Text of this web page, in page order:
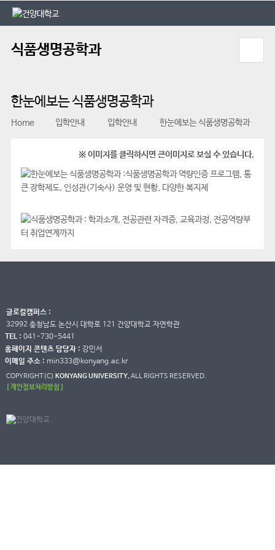
본문 바로가기
대메뉴 바로가기
식품생명공학과
한눈에보는 식품생명공학과
Home 입학안내 입학안내 한눈에보는 식품생명공학과
※ 이미지를 클릭하시면 큰이미지로 보실 수 있습니다.
글로컬캠퍼스 :
32992 충청남도 논산시 대학로 121 건양대학교 자연학관
TEL : 041-730-5441
홈페이지 콘텐츠 담당자 : 강민서
이메일 주소 : min333@konyang.ac.kr
COPYRIGHT(C) KONYANG UNIVERSITY.ALL RIGHTS RESERVED.
[ 개인정보처리방침 ]